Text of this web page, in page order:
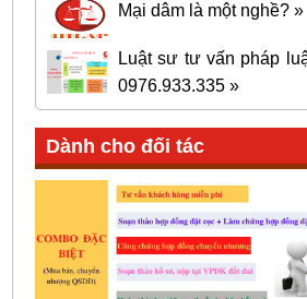
Mại dâm là một nghề? »
Luật sư tư vấn pháp
0976.933.335 »
Dành cho đối tác